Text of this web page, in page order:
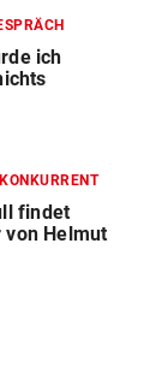
ich
findet
von Helmut